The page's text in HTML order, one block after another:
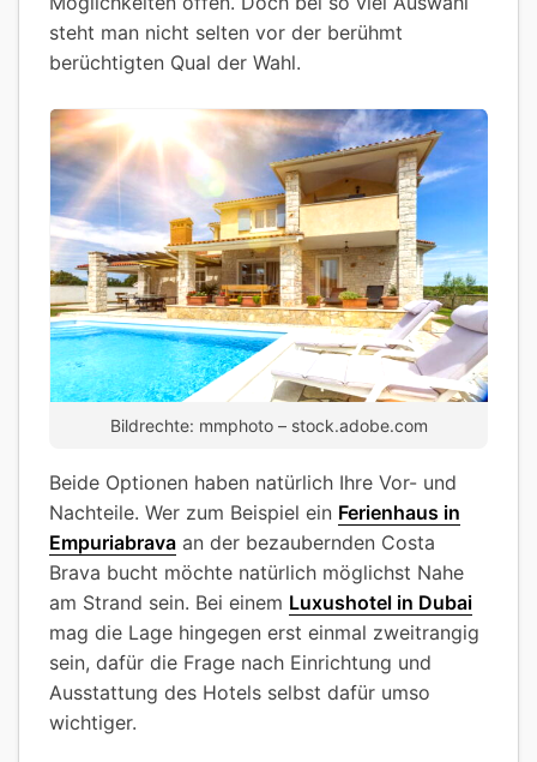
steht man nicht selten vor der berühmt
berüchtigten Qual der Wahl.
Bildrechte: mmphoto – stock.adobe.com
Beide Optionen haben natürlich Ihre Vor- und
Nachteile. Wer zum Beispiel ein Ferienhaus in
Empuriabrava an der bezaubernden Costa
Brava bucht möchte natürlich möglichst Nahe
am Strand sein. Bei einem Luxushotel in Dubai
mag die Lage hingegen erst einmal zweitrangig
sein, dafür die Frage nach Einrichtung und
Ausstattung des Hotels selbst dafür umso
wichtiger.